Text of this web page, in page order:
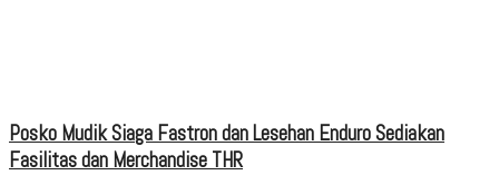
Posko Mudik Siaga Fastron dan Lesehan Enduro Sediakan
Fasilitas dan Merchandise THR